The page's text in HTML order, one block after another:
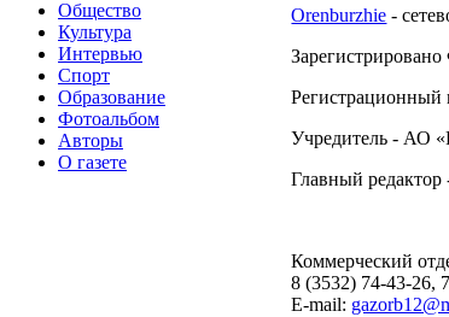
Общество
Культура
Интервью
Спорт
Образование
Фотоальбом
Авторы
О газете
Orenburzhie -
Учредитель - АО
Главный
Коммерческий
8 (3532) 74-43-26,
E-mail: